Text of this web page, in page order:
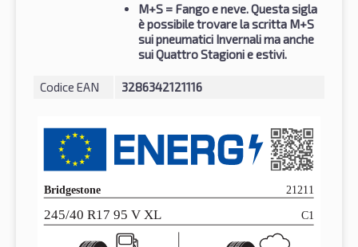
M+S = Fango e neve. Questa sigla
è possibile trovare la scritta M+S
sui pneumatici Invernali ma anche
sui Quattro Stagioni e estivi.
Codice EAN 3286342121116